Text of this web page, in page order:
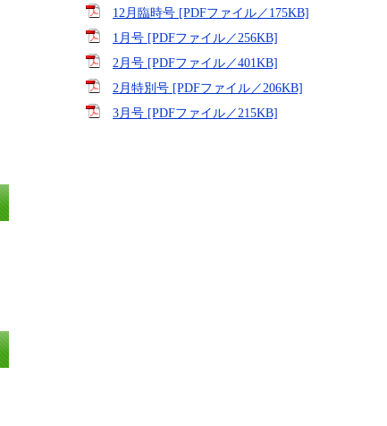
12月臨時号 [PDFファイル／175KB]
1月号 [PDFファイル／256KB]
2月号 [PDFファイル／401KB]
2月特別号 [PDFファイル／206KB]
3月号 [PDFファイル／215KB]